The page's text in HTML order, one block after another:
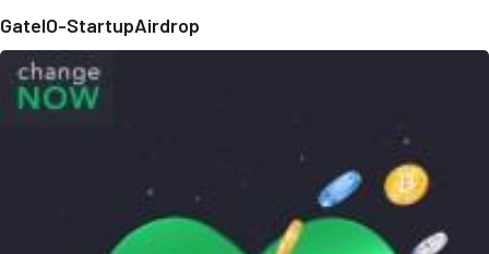
GateIO-StartupAirdrop